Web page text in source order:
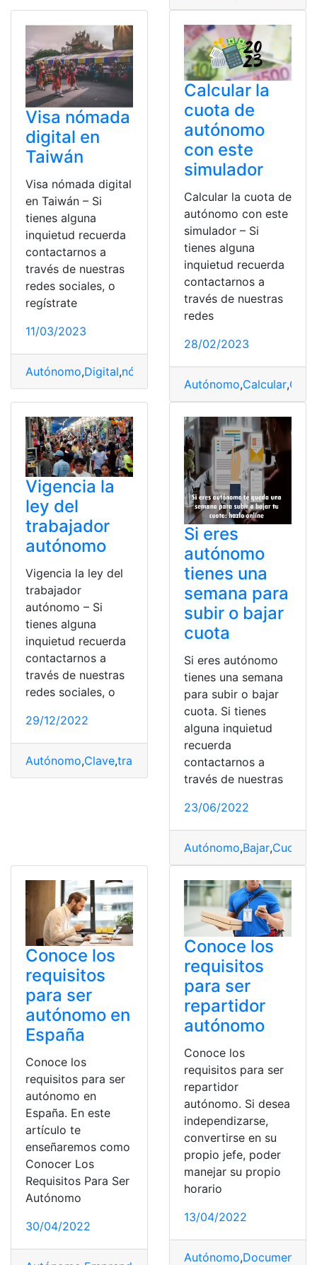
Visa nómada
digital en
Taiwán
Visa nómada digital
en Taiwán – Si
tienes alguna
inquietud recuerda
contactarnos a
través de nuestras
redes sociales, o
regístrate
11/03/2023
Autónomo,Digital,nómada Taiwán,Visa
Calcular la
cuota de
autónomo
con este
simulador
Calcular la cuota de
autónomo con este
simulador – Si
tienes alguna
inquietud recuerda
contactarnos a
través de nuestras
redes
28/02/2023
Autónomo,Calcular,
Vigencia la
ley del
trabajador
autónomo
Vigencia la ley del
trabajador
autónomo – Si
tienes alguna
inquietud recuerda
contactarnos a
través de nuestras
redes sociales, o
29/12/2022
Autónomo,Clave,trabajador Vigencia
Si eres
autónomo
tienes una
semana para
subir o bajar
cuota
Si eres autónomo
tienes una semana
para subir o bajar
cuota. Si tienes
alguna inquietud
recuerda
contactarnos a
través de nuestras
23/06/2022
Autónomo,Bajar,Cuota
Conoce los
requisitos
para ser
autónomo en
España
Conoce los
requisitos para ser
autónomo en
España. En este
artículo te
enseñaremos como
Conocer Los
Requisitos Para Ser
Autónomo
30/04/2022
Conoce los
requisitos
para ser
repartidor
autónomo
Conoce los
requisitos para ser
repartidor
autónomo. Si desea
independizarse,
convertirse en su
propio jefe, poder
manejar su propio
horario
13/04/2022
Autónomo,Documentos